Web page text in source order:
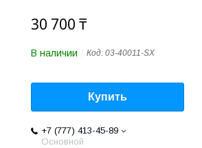
30 700 ₸
В наличии Код: 03-40011-SX
Купить
+7 (777) 413-45-89
Основной